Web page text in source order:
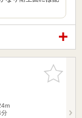
お気に入
りに追加
分